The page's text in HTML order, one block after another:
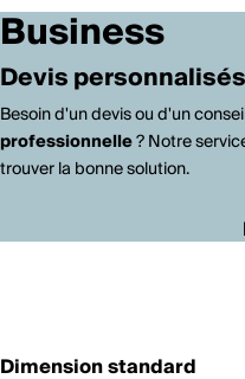
Business
Devis personnalisés
Besoin d'un devis ou d'un
professionnelle? Notre
trouver la bonne solution.
Dimension standard